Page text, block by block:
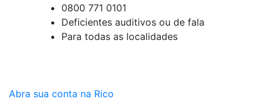
0800 771 0101
Deficientes auditivos ou de fala
Para todas as localidades
Abra sua conta na Rico